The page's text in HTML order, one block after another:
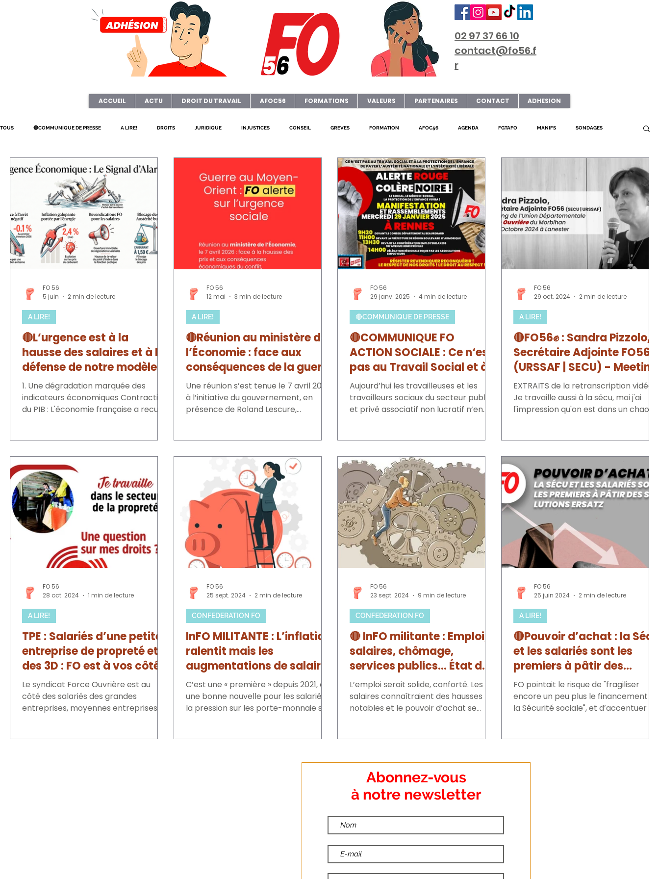
02 97 37 66 10
contact@fo56.f
r
ACCUEIL ACTU DROIT DU TRAVAIL AFOC56 FORMATIONS VALEURS PARTENAIRES CONTACT ADHESION
TOUS 🔴COMMUNIQUE DE PRESSE A LIRE! DROITS JURIDIQUE INJUSTICES CONSEIL GREVES FORMATION AFOC56 AGENDA FGTAFO MANIFS SONDAGES
PETITIONS ART & CULTURE ELECTION TPE Dates Formations Syndicales ELECTIONS JOURNAL FO56 SERVICE PUBLIC
JOURNAL FO56 CAGNOTTE HANDICAP FO ADAPEI 56
🔴L’urgence est à la
hausse des salaires et à la
défense de notre modèle
social !
1. Une dégradation marquée des
indicateurs économiques Contraction
du PIB : L'économie française a reculé
Crise du pouvoir d'achat : Le revenu
des ménages continue de baisser,
entraînant un recul de la
consommation, particulièrement
pour l'alimentaire et l'énergie.
Investissement en berne :
L'investissement recule globalement,
avec une chute notable de 1,5 % dans
le secteu
A LIRE!
FO 56
5 juin
2 min de lecture
🔴Réunion au ministère de
l’Économie : face aux
conséquences de la guerre
au Moyen-Orient, FO
alerte sur l’urgence
sociale
Une réunion s’est tenue le 7 avril 2026,
à l’initiative du gouvernement, en
présence de Roland Lescure,
cabinet du ministre du Travail, ainsi
que de la ministre de l’Énergie, Maud
Brégeon. Pour Force Ouvrière étaient
présents : Rachèle Barrion, secrétaire
confédérale en charge de l’économie
et du service public, et Patrick Privat,
trésorier de la Confédération. Une
réunion
A LIRE!
FO 56
12 mai
3 min de lecture
🔴COMMUNIQUE FO
ACTION SOCIALE : Ce n‘est
pas au Travail Social et à
la Protection de l‘Enfance
de payer l‘austérité
nationale et l‘insécurité
Aujourd’hui les travailleuses et les
travailleurs sociaux du secteur public
et privé associatif non lucratif n‘en
🔴COMMUNIQUE DE PRESSE
FO 56
29 janv. 2025
4 min de lecture
🔴FO56✊ : Sandra Pizzolo,
Secrétaire Adjointe FO56,
(URSSAF | SECU) - Meeting
FO56 le 24/10/2024 à
Lanester
EXTRAITS de la retranscription vidéo: "
Je travaille aussi à la sécu, moi j'ai
l'impression qu'on est dans un chaos
A LIRE!
FO 56
29 oct. 2024
2 min de lecture
TPE : Salariés d’une petite
entreprise de propreté et
des 3D : FO est à vos côtés
!
Le syndicat Force Ouvrière est au
côté des salariés des grandes
entreprises, moyennes entreprises et
A LIRE!
FO 56
28 oct. 2024
1 min de lecture
InFO MILITANTE : L’inflation
ralentit mais les
augmentations de salaire
aussi
C’est une « première » depuis 2021, et
une bonne nouvelle pour les salariés :
la pression sur les porte-monnaie se
CONFEDERATION FO
FO 56
25 sept. 2024
2 min de lecture
🔴 InFO militante : Emploi,
salaires, chômage,
services publics… État des
lieux et revendications
L’emploi serait solide, conforté. Les
salaires connaîtraient des hausses
notables et le pouvoir d’achat se
CONFEDERATION FO
FO 56
23 sept. 2024
9 min de lecture
🔴Pouvoir d’achat : la Sécu
et les salariés sont les
premiers à pâtir des
solutions ersatz
FO pointait le risque de "fragiliser
encore un peu plus le financement de
la Sécurité sociale", et d’accentuer la
A LIRE!
FO 56
25 juin 2024
2 min de lecture
Abonnez-vous
à notre newsletter